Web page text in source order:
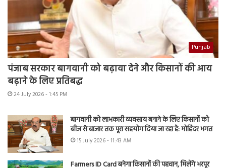
Punjab
पंजाब सरकार बागवानी को बढ़ावा देने और किसानों की आय
बढ़ाने के लिए प्रतिबद्ध
24 July 2026 - 1:45 PM
बागवानी को लाभकारी व्यवसाय बनाने के लिए किसानों को
बीज से बाजार तक पूरा सहयोग दिया जा रहा है: मोहिंदर भगत
15 July 2026 - 11:43 AM
Farmers ID Card बनेगा किसानों की पहचान, मिलेंगे भरपूर